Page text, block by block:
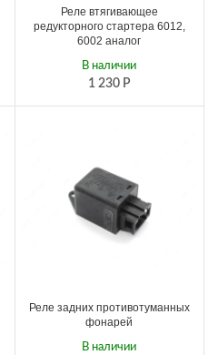
Реле втягивающее
редукторного стартера 6012,
6002 аналог
1 230 Р
В наличии
Реле задних противотуманных
фонарей
В наличии